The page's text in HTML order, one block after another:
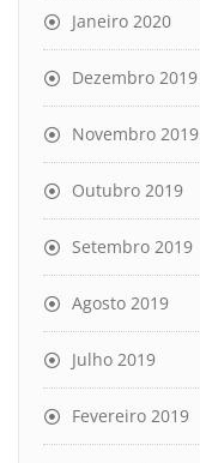
Janeiro 2020
Dezembro 2019
Novembro 2019
Outubro 2019
Setembro 2019
Agosto 2019
Julho 2019
Fevereiro 2019